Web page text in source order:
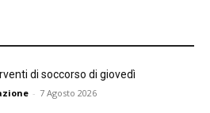
di soccorso di giovedì
- 7 Agosto 2026